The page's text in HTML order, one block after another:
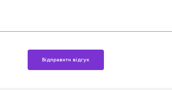
Відправити відгук